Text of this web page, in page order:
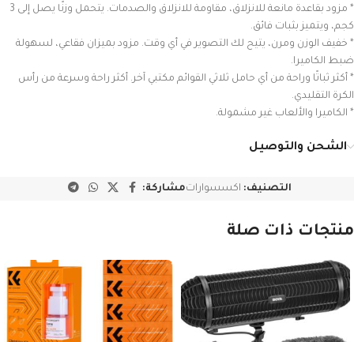
* مزود بقاعدة مانعة للانزلاق، مقاومة للانزلاق والصدمات. يتحمل وزنًا يصل إلى 3
كجم، ويتميز بثبات فائق.
* خفيف الوزن ومرن، يتيح لك التصوير في أي وقت. مزود بميزان فقاعي، لسهولة
ضبط الكاميرا.
* أكثر ثباتًا وراحة من أي حامل ثلاثي القوائم مكتبي آخر. أكثر راحة وسرعة من رأس
الكرة التقليدي.
* الكاميرا والألعاب غير مشمولة.
الشحن والتوصيل
التصنيف: اكسسواراتمشاركة:
منتجات ذات صلة